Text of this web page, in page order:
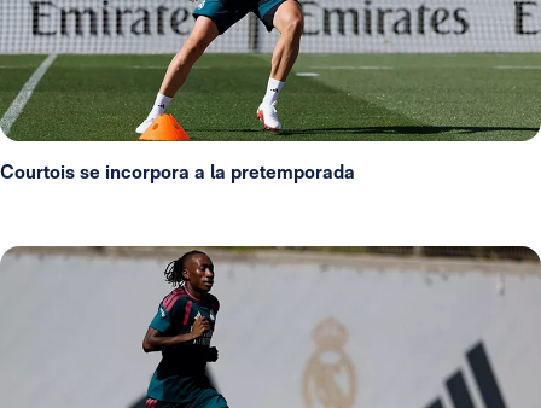
Courtois se incorpora a la pretemporada